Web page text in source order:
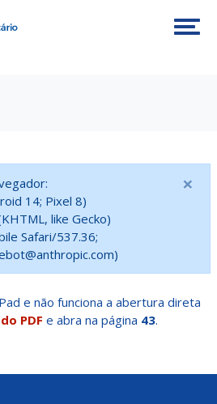
14; Pixel 8)
like Gecko)
Safari/537.36;
×
e não funciona a abertura direta
PDF e abra na página 43.